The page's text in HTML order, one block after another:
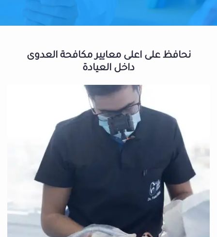
نحافظ على اعلى معايير مكافحة العدوى
داخل العيادة